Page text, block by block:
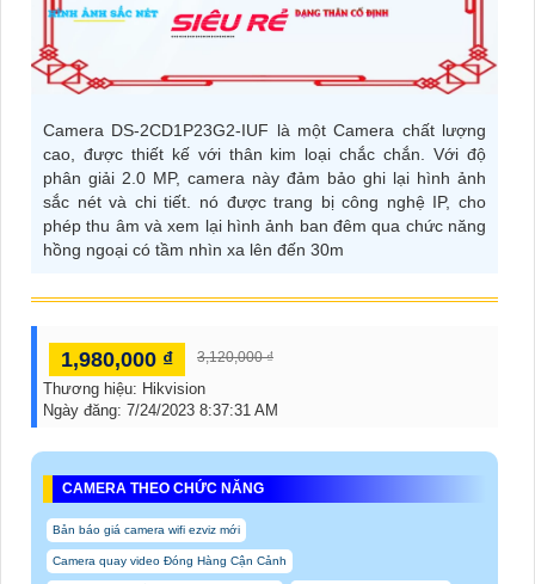
Camera DS-2CD1P23G2-IUF là một Camera chất lượng
cao, được thiết kế với thân kim loại chắc chắn. Với độ
phân giải 2.0 MP, camera này đảm bảo ghi lại hình ảnh
sắc nét và chi tiết. nó được trang bị công nghệ IP, cho
phép thu âm và xem lại hình ảnh ban đêm qua chức năng
hồng ngoại có tầm nhìn xa lên đến 30m
1,980,000 ₫ 3,120,000 ₫
Thương hiệu: Hikvision
Ngày đăng: 7/24/2023 8:37:31 AM
CAMERA THEO CHỨC NĂNG
Bản báo giá camera wifi ezviz mới
Camera quay video Đóng Hàng Cận Cảnh